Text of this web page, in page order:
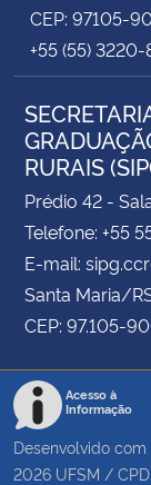
CEP: 97105-
+55 (55)
RURAIS
Prédio 42 -
Telefone: +55
E-mail:
Santa Maria/
CEP: 97.105-
Acesso à
Informação
Desenvolvido
2026 UFSM / CPD